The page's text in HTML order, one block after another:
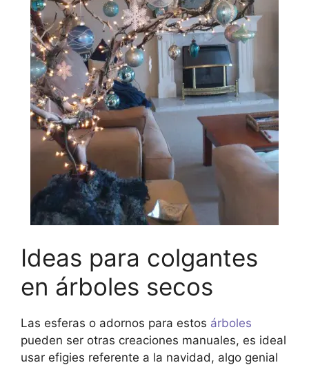
Ideas para colgantes
en árboles secos
Las esferas o adornos para estos árboles
pueden ser otras creaciones manuales, es ideal
usar efigies referente a la navidad, algo genial